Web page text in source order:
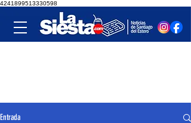
4241899513330598
Entrada